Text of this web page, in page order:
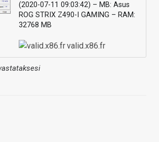
(2020-07-11 09:03:42) – MB: Asus
ROG STRIX Z490-I GAMING – RAM:
32768 MB
valid.x86.fr